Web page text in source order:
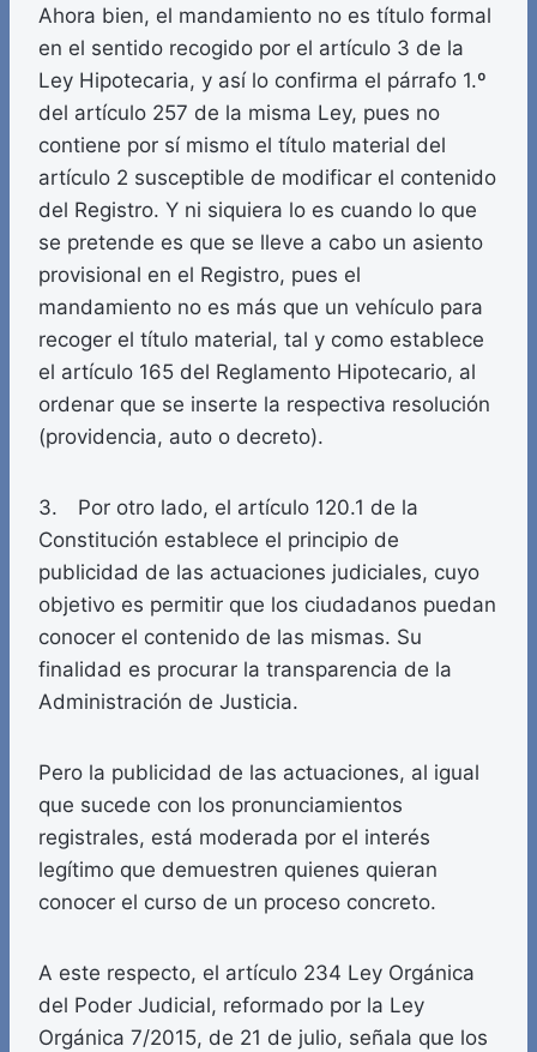
Ahora bien, el mandamiento no es título formal
en el sentido recogido por el artículo 3 de la
Ley Hipotecaria, y así lo confirma el párrafo 1.º
del artículo 257 de la misma Ley, pues no
contiene por sí mismo el título material del
artículo 2 susceptible de modificar el contenido
del Registro. Y ni siquiera lo es cuando lo que
se pretende es que se lleve a cabo un asiento
provisional en el Registro, pues el
mandamiento no es más que un vehículo para
recoger el título material, tal y como establece
el artículo 165 del Reglamento Hipotecario, al
ordenar que se inserte la respectiva resolución
(providencia, auto o decreto).
3. Por otro lado, el artículo 120.1 de la
Constitución establece el principio de
publicidad de las actuaciones judiciales, cuyo
objetivo es permitir que los ciudadanos puedan
conocer el contenido de las mismas. Su
finalidad es procurar la transparencia de la
Administración de Justicia.
Pero la publicidad de las actuaciones, al igual
que sucede con los pronunciamientos
registrales, está moderada por el interés
legítimo que demuestren quienes quieran
conocer el curso de un proceso concreto.
A este respecto, el artículo 234 Ley Orgánica
del Poder Judicial, reformado por la Ley
Orgánica 7/2015, de 21 de julio, señala que los